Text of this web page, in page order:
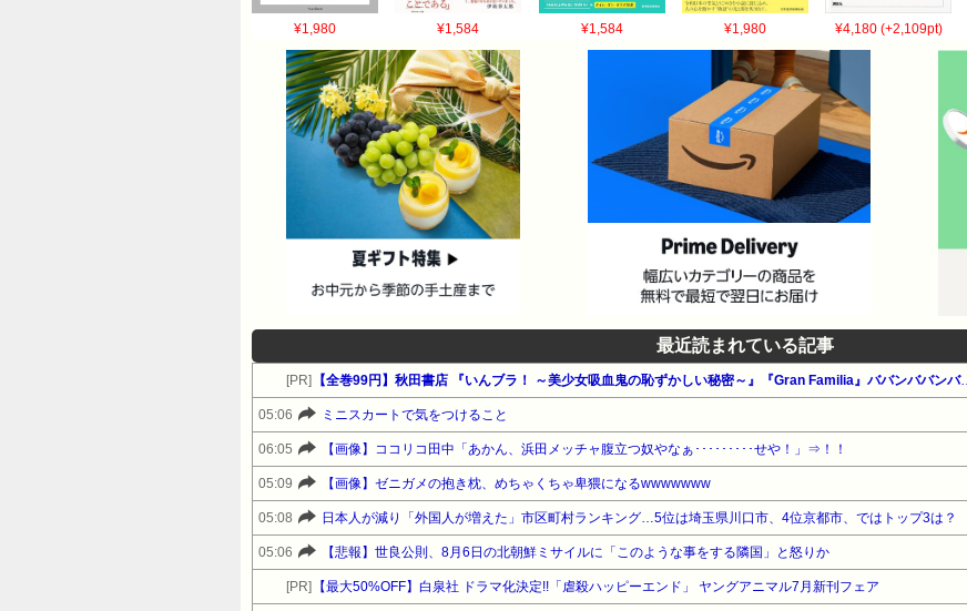
¥1,980 ¥1,584 ¥1,584 ¥1,980 ¥4,180 (+2,109pt)
最近読まれている記事
[PR] 【全巻99円】秋田書店 『いんブラ！ ～美少女吸血鬼の恥ずかしい秘密～』『Gran Familia』ババンババンバンバンパイア最新巻発売記念吸血鬼セール！
05:06 ミニスカートで気をつけること
06:05 【画像】ココリコ田中「あかん、浜田メッチャ腹立つ奴やなぁ･････････せや！」⇒！！
05:09 【画像】ゼニガメの抱き枕、めちゃくちゃ卑猥になるwwwwwww
05:08 日本人が減り「外国人が増えた」市区町村ランキング…5位は埼玉県川口市、4位京都市、ではトップ3は？
05:06 【悲報】世良公則、8月6日の北朝鮮ミサイルに「このような事をする隣国」と怒りか
[PR] 【最大50%OFF】白泉社 ドラマ化決定!!「虐殺ハッピーエンド」 ヤングアニマル7月新刊フェア